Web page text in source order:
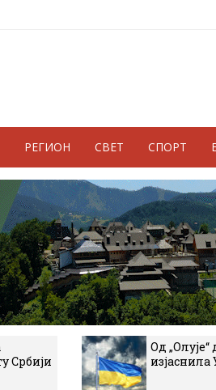
РЕГИОН СВЕТ СПОРТ
Србији
Од
изјаснила